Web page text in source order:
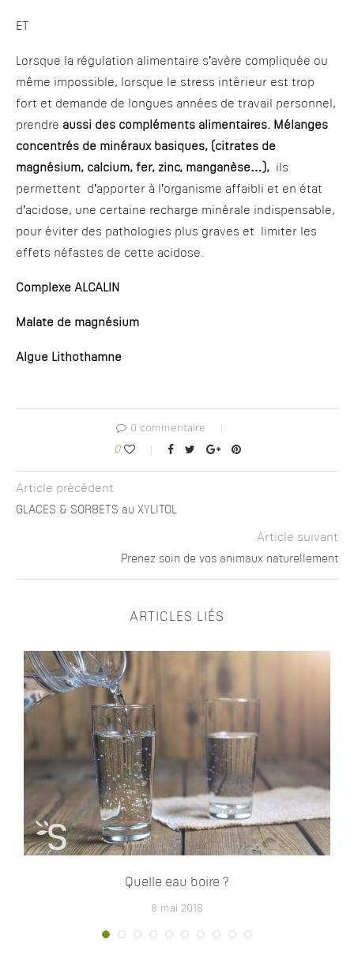
ET
Lorsque la régulation alimentaire s’avère compliquée ou
même impossible, lorsque le stress intérieur est trop
fort et demande de longues années de travail personnel,
prendre aussi des compléments alimentaires. Mélanges
concentrés de minéraux basiques, (citrates de
magnésium, calcium, fer, zinc, manganèse…), ils
permettent d’apporter à l’organisme affaibli et en état
d’acidose, une certaine recharge minérale indispensable,
pour éviter des pathologies plus graves et limiter les
effets néfastes de cette acidose.
Complexe ALCALIN
Malate de magnésium
Algue Lithothamne
0 commentaire
0
Article précédent
GLACES & SORBETS au XYLITOL
Article suivant
Prenez soin de vos animaux naturellement
ARTICLES LIÉS
Quelle eau boire ?
8 mai 2018